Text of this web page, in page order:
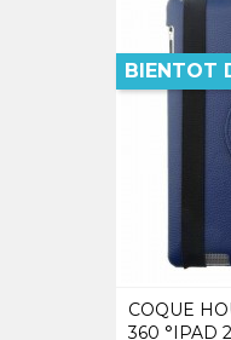
COQUE
360 °IPAD
BIENTOT